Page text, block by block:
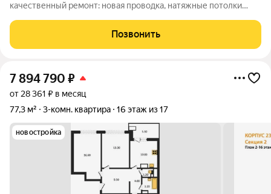
качественный ремонт: новая проводка, натяжные потолки
в коридоре и на кухне на полу керамогранит, в комнатах
ламинат, установлена
Позвонить
7 894 790 ₽
от 28 361 ₽ в месяц
77,3 м²
3-комн. квартира 16 этаж из 17
новостройка